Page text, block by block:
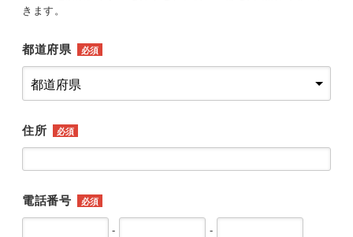
きます。
都道府県 必須
住所 必須
電話番号 必須
-
-